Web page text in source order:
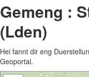
Gemeng :
(Lden)
Hei fannt dir eng
Geoportal.